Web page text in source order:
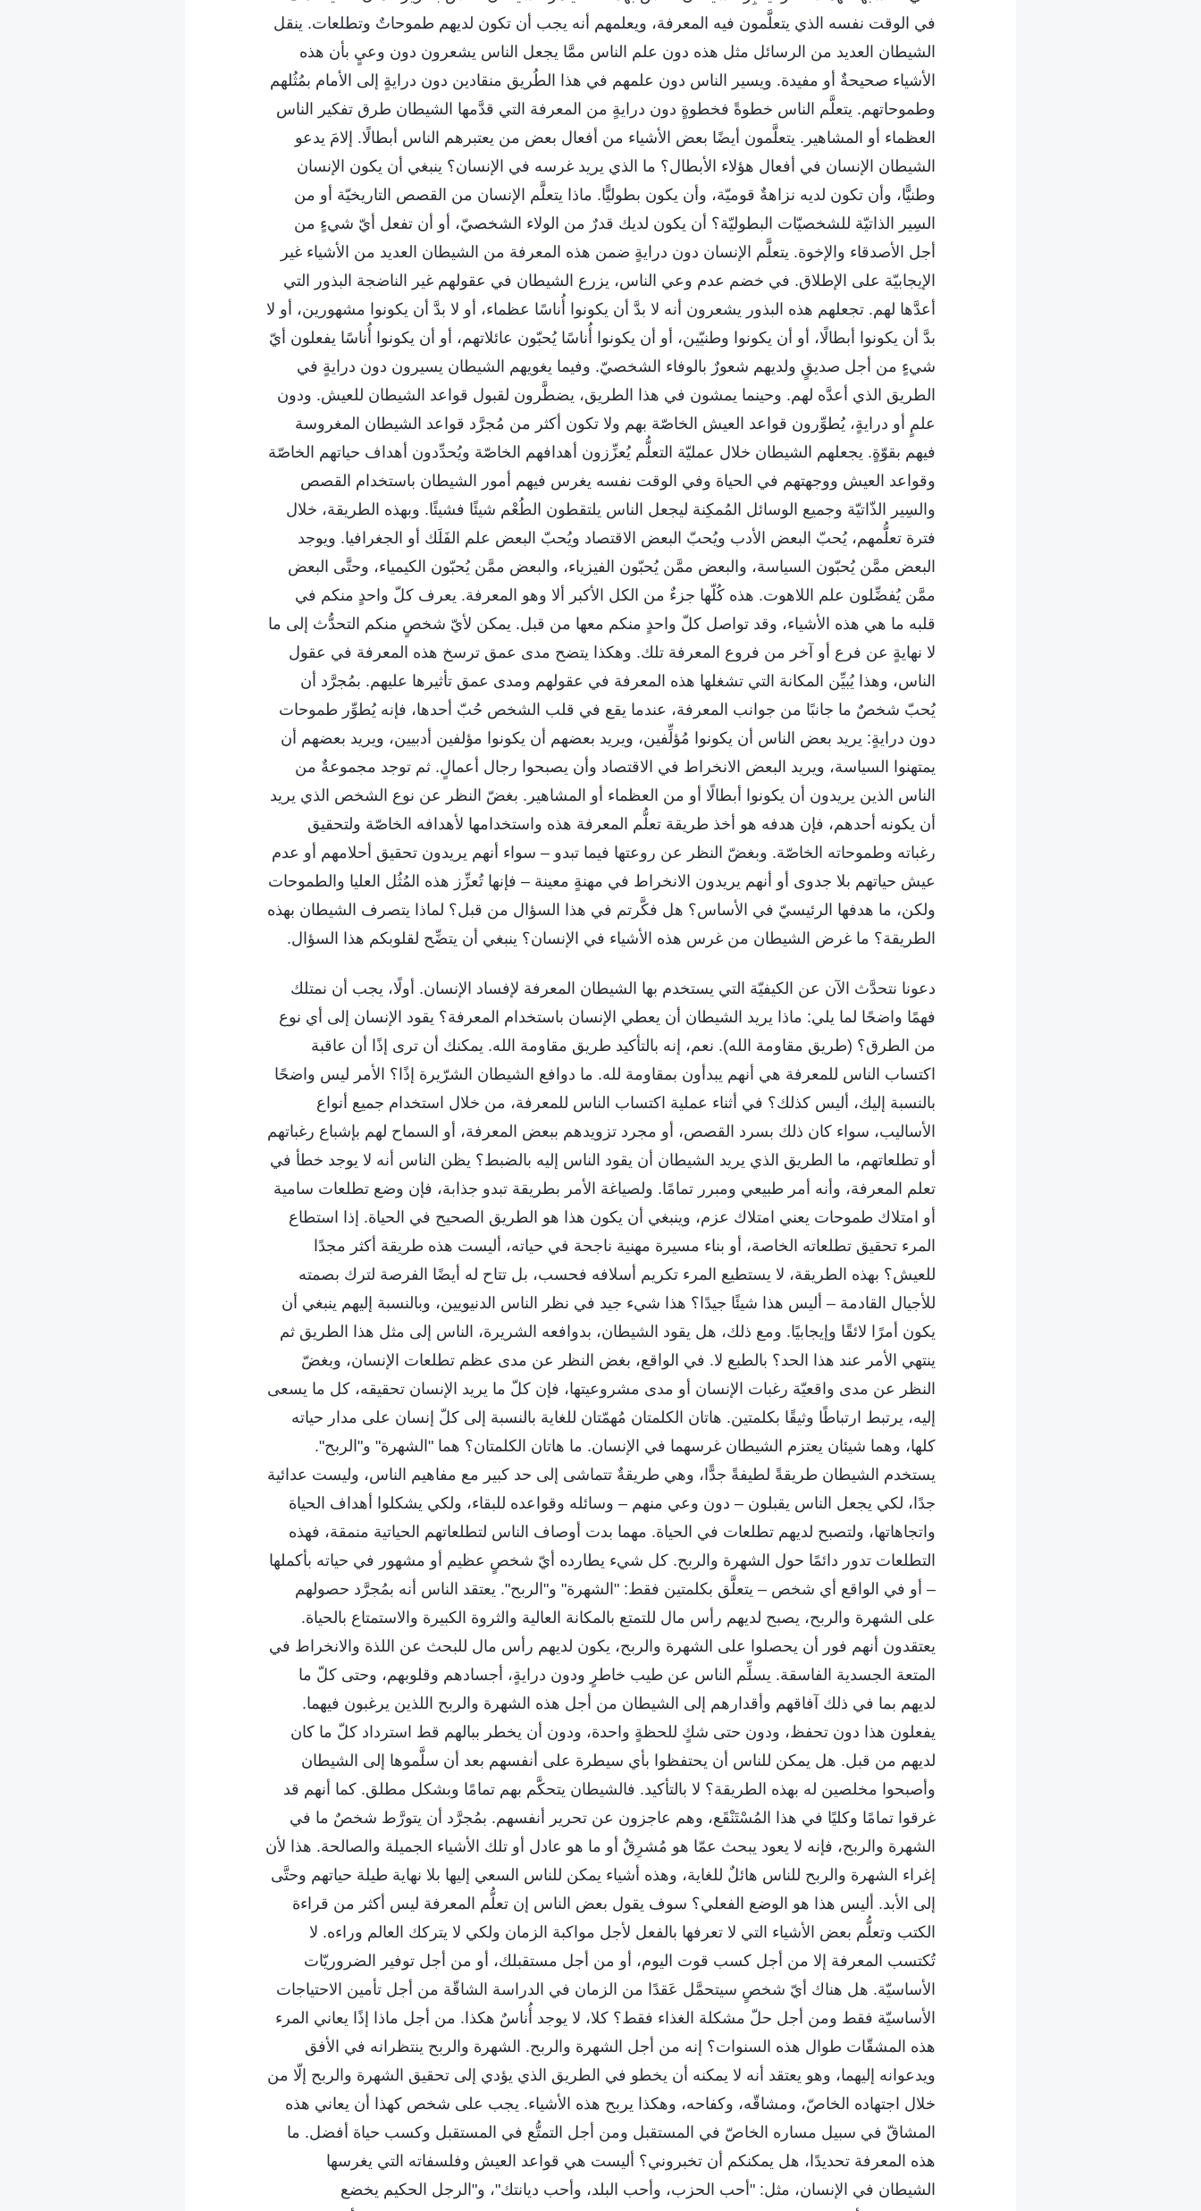
في الوقت نفسه الذي يتعلَّمون فيه المعرفة، ويعلمهم أنه يجب أن تكون لديهم طموحاتٌ وتطلعات. ينقل
الشيطان العديد من الرسائل مثل هذه دون علم الناس ممَّا يجعل الناس يشعرون دون وعيٍ بأن هذه
الأشياء صحيحةٌ أو مفيدة. ويسير الناس دون علمهم في هذا الطُريق منقادين دون درايةٍ إلى الأمام بمُثُلهم
وطموحاتهم. يتعلَّم الناس خطوةً فخطوةٍ دون درايةٍ من المعرفة التي قدَّمها الشيطان طرق تفكير الناس
العظماء أو المشاهير. يتعلَّمون أيضًا بعض الأشياء من أفعال بعض من يعتبرهم الناس أبطالًا. إلامَ يدعو
الشيطان الإنسان في أفعال هؤلاء الأبطال؟ ما الذي يريد غرسه في الإنسان؟ ينبغي أن يكون الإنسان
وطنيًّا، وأن تكون لديه نزاهةٌ قوميّة، وأن يكون بطوليًّا. ماذا يتعلَّم الإنسان من القصص التاريخيّة أو من
السِير الذاتيّة للشخصيّات البطوليّة؟ أن يكون لديك قدرٌ من الولاء الشخصيّ، أو أن تفعل أيّ شيءٍ من
أجل الأصدقاء والإخوة. يتعلَّم الإنسان دون درايةٍ ضمن هذه المعرفة من الشيطان العديد من الأشياء غير
الإيجابيّة على الإطلاق. في خضم عدم وعي الناس، يزرع الشيطان في عقولهم غير الناضجة البذور التي
أعدَّها لهم. تجعلهم هذه البذور يشعرون أنه لا بدَّ أن يكونوا أُناسًا عظماء، أو لا بدَّ أن يكونوا مشهورين، أو لا
بدَّ أن يكونوا أبطالًا، أو أن يكونوا وطنيّين، أو أن يكونوا أُناسًا يُحبّون عائلاتهم، أو أن يكونوا أُناسًا يفعلون أيّ
شيءٍ من أجل صديقٍ ولديهم شعورٌ بالوفاء الشخصيّ. وفيما يغويهم الشيطان يسيرون دون درايةٍ في
الطريق الذي أعدَّه لهم. وحينما يمشون في هذا الطريق، يضطَّرون لقبول قواعد الشيطان للعيش. ودون
علمٍ أو درايةٍ، يُطوِّرون قواعد العيش الخاصّة بهم ولا تكون أكثر من مُجرَّد قواعد الشيطان المغروسة
فيهم بقوّةٍ. يجعلهم الشيطان خلال عمليّة التعلُّم يُعزِّزون أهدافهم الخاصّة ويُحدِّدون أهداف حياتهم الخاصّة
وقواعد العيش ووجهتهم في الحياة وفي الوقت نفسه يغرس فيهم أمور الشيطان باستخدام القصص
والسِير الذّاتيّة وجميع الوسائل المُمكِنة ليجعل الناس يلتقطون الطُعْم شيئًا فشيئًا. وبهذه الطريقة، خلال
فترة تعلُّمهم، يُحبّ البعض الأدب ويُحبّ البعض الاقتصاد ويُحبّ البعض علم الفَلَك أو الجغرافيا. ويوجد
البعض ممَّن يُحبّون السياسة، والبعض ممَّن يُحبّون الفيزياء، والبعض ممَّن يُحبّون الكيمياء، وحتَّى البعض
ممَّن يُفضِّلون علم اللاهوت. هذه كُلّها جزءٌ من الكل الأكبر ألا وهو المعرفة. يعرف كلّ واحدٍ منكم في
قلبه ما هي هذه الأشياء، وقد تواصل كلّ واحدٍ منكم معها من قبل. يمكن لأيّ شخصٍ منكم التحدُّث إلى ما
لا نهايةٍ عن فرع أو آخر من فروع المعرفة تلك. وهكذا يتضح مدى عمق ترسخ هذه المعرفة في عقول
الناس، وهذا يُبيِّن المكانة التي تشغلها هذه المعرفة في عقولهم ومدى عمق تأثيرها عليهم. بمُجرَّد أن
يُحبّ شخصٌ ما جانبًا من جوانب المعرفة، عندما يقع في قلب الشخص حُبّ أحدها، فإنه يُطوِّر طموحات
دون درايةٍ: يريد بعض الناس أن يكونوا مُؤلِّفين، ويريد بعضهم أن يكونوا مؤلفين أدبيين، ويريد بعضهم أن
يمتهنوا السياسة، ويريد البعض الانخراط في الاقتصاد وأن يصبحوا رجال أعمالٍ. ثم توجد مجموعةٌ من
الناس الذين يريدون أن يكونوا أبطالًا أو من العظماء أو المشاهير. بغضّ النظر عن نوع الشخص الذي يريد
أن يكونه أحدهم، فإن هدفه هو أخذ طريقة تعلُّم المعرفة هذه واستخدامها لأهدافه الخاصّة ولتحقيق
رغباته وطموحاته الخاصّة. وبغضّ النظر عن روعتها فيما تبدو – سواء أنهم يريدون تحقيق أحلامهم أو عدم
عيش حياتهم بلا جدوى أو أنهم يريدون الانخراط في مهنةٍ معينة – فإنها تُعزِّز هذه المُثُل العليا والطموحات
ولكن، ما هدفها الرئيسيّ في الأساس؟ هل فكَّرتم في هذا السؤال من قبل؟ لماذا يتصرف الشيطان بهذه
الطريقة؟ ما غرض الشيطان من غرس هذه الأشياء في الإنسان؟ ينبغي أن يتضِّح لقلوبكم هذا السؤال.
دعونا نتحدَّث الآن عن الكيفيّة التي يستخدم بها الشيطان المعرفة لإفساد الإنسان. أولًا، يجب أن نمتلك
فهمًا واضحًا لما يلي: ماذا يريد الشيطان أن يعطي الإنسان باستخدام المعرفة؟ يقود الإنسان إلى أي نوع
من الطرق؟ (طريق مقاومة الله). نعم، إنه بالتأكيد طريق مقاومة الله. يمكنك أن ترى إذًا أن عاقبة
اكتساب الناس للمعرفة هي أنهم يبدأون بمقاومة لله. ما دوافع الشيطان الشرّيرة إذًا؟ الأمر ليس واضحًا
بالنسبة إليك، أليس كذلك؟ في أثناء عملية اكتساب الناس للمعرفة، من خلال استخدام جميع أنواع
الأساليب، سواء كان ذلك بسرد القصص، أو مجرد تزويدهم ببعض المعرفة، أو السماح لهم بإشباع رغباتهم
أو تطلعاتهم، ما الطريق الذي يريد الشيطان أن يقود الناس إليه بالضبط؟ يظن الناس أنه لا يوجد خطأ في
تعلم المعرفة، وأنه أمر طبيعي ومبرر تمامًا. ولصياغة الأمر بطريقة تبدو جذابة، فإن وضع تطلعات سامية
أو امتلاك طموحات يعني امتلاك عزم، وينبغي أن يكون هذا هو الطريق الصحيح في الحياة. إذا استطاع
المرء تحقيق تطلعاته الخاصة، أو بناء مسيرة مهنية ناجحة في حياته، أليست هذه طريقة أكثر مجدًا
للعيش؟ بهذه الطريقة، لا يستطيع المرء تكريم أسلافه فحسب، بل تتاح له أيضًا الفرصة لترك بصمته
للأجيال القادمة – أليس هذا شيئًا جيدًا؟ هذا شيء جيد في نظر الناس الدنيويين، وبالنسبة إليهم ينبغي أن
يكون أمرًا لائقًا وإيجابيًا. ومع ذلك، هل يقود الشيطان، بدوافعه الشريرة، الناس إلى مثل هذا الطريق ثم
ينتهي الأمر عند هذا الحد؟ بالطبع لا. في الواقع، بغض النظر عن مدى عظم تطلعات الإنسان، وبغضّ
النظر عن مدى واقعيّة رغبات الإنسان أو مدى مشروعيتها، فإن كلّ ما يريد الإنسان تحقيقه، كل ما يسعى
إليه، يرتبط ارتباطًا وثيقًا بكلمتين. هاتان الكلمتان مُهمّتان للغاية بالنسبة إلى كلّ إنسان على مدار حياته
كلها، وهما شيئان يعتزم الشيطان غرسهما في الإنسان. ما هاتان الكلمتان؟ هما "الشهرة" و"الربح".
يستخدم الشيطان طريقةً لطيفةً جدًّا، وهي طريقةٌ تتماشى إلى حد كبير مع مفاهيم الناس، وليست عدائية
جدًا، لكي يجعل الناس يقبلون – دون وعي منهم – وسائله وقواعده للبقاء، ولكي يشكلوا أهداف الحياة
واتجاهاتها، ولتصبح لديهم تطلعات في الحياة. مهما بدت أوصاف الناس لتطلعاتهم الحياتية منمقة، فهذه
التطلعات تدور دائمًا حول الشهرة والربح. كل شيء يطارده أيّ شخصٍ عظيم أو مشهور في حياته بأكملها
– أو في الواقع أي شخص – يتعلَّق بكلمتين فقط: "الشهرة" و"الربح". يعتقد الناس أنه بمُجرَّد حصولهم
على الشهرة والربح، يصبح لديهم رأس مال للتمتع بالمكانة العالية والثروة الكبيرة والاستمتاع بالحياة.
يعتقدون أنهم فور أن يحصلوا على الشهرة والربح، يكون لديهم رأس مال للبحث عن اللذة والانخراط في
المتعة الجسدية الفاسقة. يسلِّم الناس عن طيب خاطرٍ ودون درايةٍ، أجسادهم وقلوبهم، وحتى كلّ ما
لديهم بما في ذلك آفاقهم وأقدارهم إلى الشيطان من أجل هذه الشهرة والربح اللذين يرغبون فيهما.
يفعلون هذا دون تحفظ، ودون حتى شكٍ للحظةٍ واحدة، ودون أن يخطر ببالهم قط استرداد كلّ ما كان
لديهم من قبل. هل يمكن للناس أن يحتفظوا بأي سيطرة على أنفسهم بعد أن سلَّموها إلى الشيطان
وأصبحوا مخلصين له بهذه الطريقة؟ لا بالتأكيد. فالشيطان يتحكَّم بهم تمامًا وبشكل مطلق. كما أنهم قد
غرقوا تمامًا وكليًا في هذا المُسْتَنْقَع، وهم عاجزون عن تحرير أنفسهم. بمُجرَّد أن يتورَّط شخصٌ ما في
الشهرة والربح، فإنه لا يعود يبحث عمّا هو مُشرِقٌ أو ما هو عادل أو تلك الأشياء الجميلة والصالحة. هذا لأن
إغراء الشهرة والربح للناس هائلٌ للغاية، وهذه أشياء يمكن للناس السعي إليها بلا نهاية طيلة حياتهم وحتَّى
إلى الأبد. أليس هذا هو الوضع الفعلي؟ سوف يقول بعض الناس إن تعلُّم المعرفة ليس أكثر من قراءة
الكتب وتعلُّم بعض الأشياء التي لا تعرفها بالفعل لأجل مواكبة الزمان ولكي لا يتركك العالم وراءه. لا
تُكتسب المعرفة إلا من أجل كسب قوت اليوم، أو من أجل مستقبلك، أو من أجل توفير الضروريّات
الأساسيّة. هل هناك أيّ شخصٍ سيتحمَّل عَقدًا من الزمان في الدراسة الشاقّة من أجل تأمين الاحتياجات
الأساسيّة فقط ومن أجل حلّ مشكلة الغذاء فقط؟ كلا، لا يوجد أُناسٌ هكذا. من أجل ماذا إذًا يعاني المرء
هذه المشقّات طوال هذه السنوات؟ إنه من أجل الشهرة والربح. الشهرة والربح ينتظرانه في الأفق
ويدعوانه إليهما، وهو يعتقد أنه لا يمكنه أن يخطو في الطريق الذي يؤدي إلى تحقيق الشهرة والربح إلّا من
خلال اجتهاده الخاصّ، ومشاقّه، وكفاحه، وهكذا يربح هذه الأشياء. يجب على شخص كهذا أن يعاني هذه
المشاقّ في سبيل مساره الخاصّ في المستقبل ومن أجل التمتُّع في المستقبل وكسب حياة أفضل. ما
هذه المعرفة تحديدًا، هل يمكنكم أن تخبروني؟ أليست هي قواعد العيش وفلسفاته التي يغرسها
الشيطان في الإنسان، مثل: "أحب الحزب، وأحب البلد، وأحب ديانتك"، و"الرجل الحكيم يخضع